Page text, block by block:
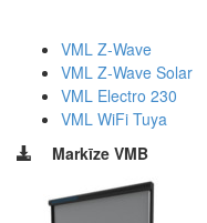
VML Z-Wave
VML Z-Wave Solar
VML Electro 230
VML WiFi Tuya
Markīze VMB